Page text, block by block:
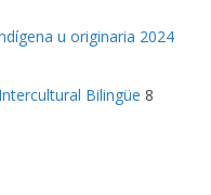
u originaria 2024
Bilingüe 8